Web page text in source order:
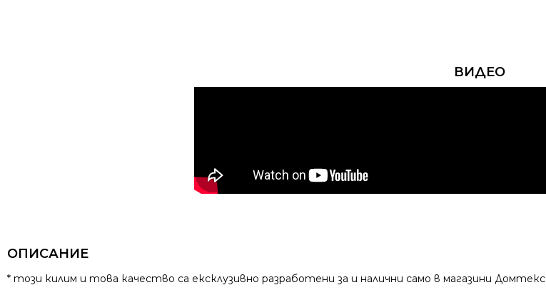
ВИДЕО
ОПИСАНИЕ
* този килим и това качество са ексклузивно разработени за и налични само в магазини Домтекс